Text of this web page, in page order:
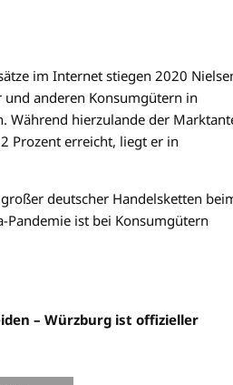
im Internet stiegen 2020
anderen Konsumgütern in
Während hierzulande der
Prozent erreicht, liegt er in
deutscher Handelsketten
Pandemie ist bei Konsumgütern
– Würzburg ist offizieller